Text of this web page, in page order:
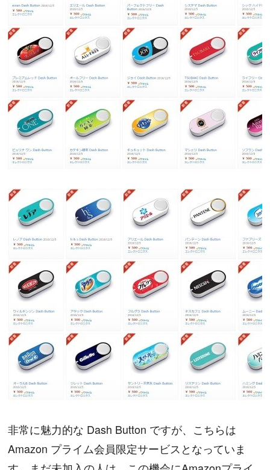
非常に魅力的な Dash Button ですが、こちらは
Amazon プライム会員限定サービスとなっていま